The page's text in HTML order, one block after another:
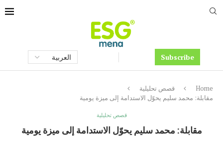
Subscribe
Home
قصص تحليلية
مقابلة: محمد سليم يحوّل الاستدامة إلى ميزة يومية
قصص تحليلية
مقابلة: محمد سليم يحوّل الاستدامة إلى ميزة يومية